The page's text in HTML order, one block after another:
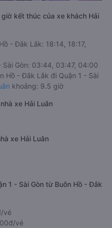
kết thúc của xe khách Hải
- Đắk Lắk: 18:14, 18:17,
Sài Gòn: 03:44, 03:47, 04:00
Hồ - Đắk Lắk đi Quận 1 - Sài
khoảng: 9.5 giờ
xe Hải Luân
xe Hải Luân
1 - Sài Gòn từ Buôn Hồ - Đắk
vé
vé